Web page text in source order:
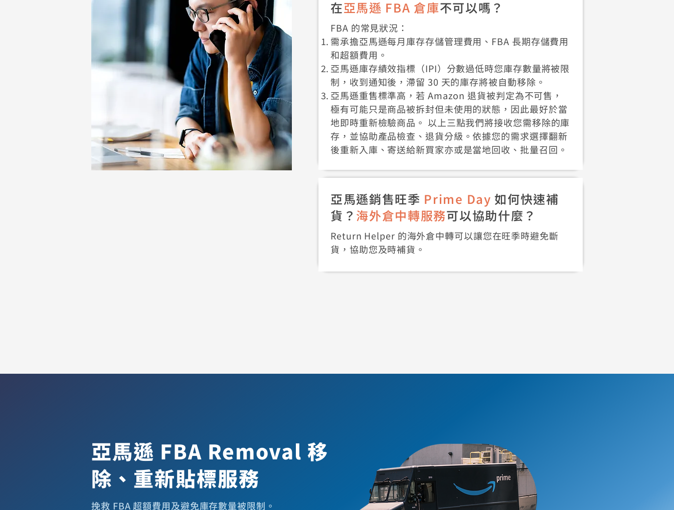
在亞馬遜 FBA 倉庫不可以嗎？
FBA 的常見狀況：
需承擔亞馬遜每月庫存存儲管理費用、FBA 長期存儲費用
和超額費用。
亞馬遜庫存績效指標（IPI）分數過低時您庫存數量將被限
制，收到通知後，滯留 30 天的庫存將被自動移除。
亞馬遜重售標準高，若 Amazon 退貨被判定為不可售，
極有可能只是商品被拆封但未使用的狀態，因此最好於當
地即時重新檢驗商品。 以上三點我們將接收您需移除的庫
存，並協助產品檢查、退貨分級。依據您的需求選擇翻新
後重新入庫、寄送給新買家亦或是當地回收、批量召回。
亞馬遜銷售旺季 Prime Day 如何快速補
貨？ 海外倉中轉服務可以協助什麼？
Return Helper 的海外倉中轉可以讓您在旺季時避免斷
貨，協助您及時補貨。
亞馬遜 FBA Removal 移
除、重新貼標服務
挽救 FBA 超額費用及避免庫存數量被限制。